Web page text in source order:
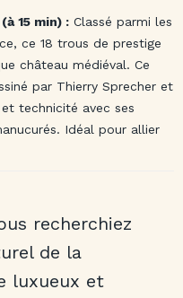
(à 15 min) : Classé parmi les
ce 18 trous de prestige
château médiéval. Ce
par Thierry Sprecher et
technicité avec ses
Idéal pour allier
recherchiez
de la
luxueux et